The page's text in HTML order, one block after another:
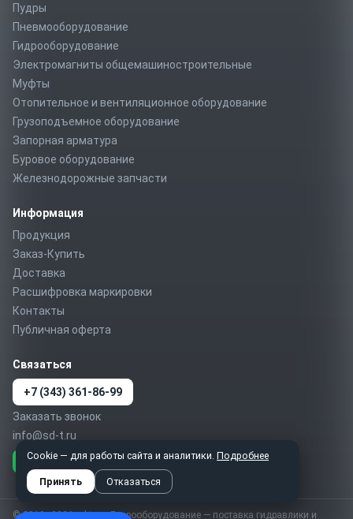
Пудры
Пневмооборудование
Гидрооборудование
Электромагниты общемашиностроительные
Муфты
Отопительное и вентиляционное оборудование
Грузоподъемное оборудование
Запорная арматура
Буровое оборудование
Железнодорожные запчасти
Информация
Продукция
Заказ-Купить
Доставка
Расшифровка маркировки
Контакты
Публичная оферта
Связаться
+7 (343) 361-86-99
Заказать звонок
info@sd-t.ru
WhatsApp Telegram MAX
© 2010–2026 sd-t.ru · Гидрооборудование — поставка гидравлики и
Cookie — для работы сайта и аналитики. Подробнее
Принять Отказаться